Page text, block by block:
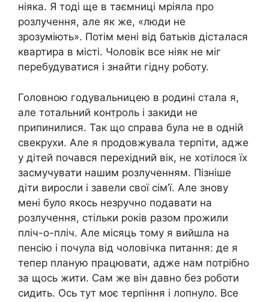
ніяка. Я тоді ще в таємниці мріяла про
розлучення, але як же, «люди не
зрозуміють». Потім мені від батьків дісталася
квартира в місті. Чоловік все ніяк не міг
перебудуватися і знайти гідну роботу.
Головною годувальницею в родині стала я,
але тотальний контроль і закиди не
припинилися. Так що справа була не в одній
свекрухи. Але я продовжувала терпіти, адже
у дітей почався перехідний вік, не хотілося їх
засмучувати нашим розлученням. Пізніше
діти виросли і завели свої сім’ї. Але знову
мені було якось незручно подавати на
розлучення, стільки років разом прожили
пліч-о-пліч. Але місяць тому я вийшла на
пенсію і почула від чоловічка питання: де я
тепер планую працювати, адже нам потрібно
за щось жити. Сам же він давно без роботи
сидить. Ось тут моє терпіння і лопнуло. Все